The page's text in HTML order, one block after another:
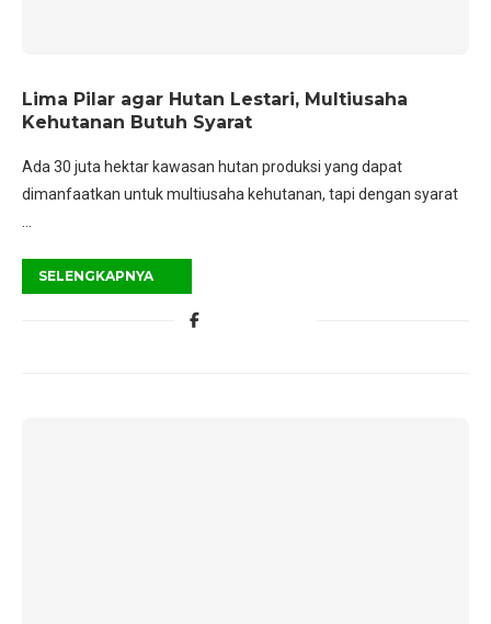
Lima Pilar agar Hutan Lestari, Multiusaha
Kehutanan Butuh Syarat
Ada 30 juta hektar kawasan hutan produksi yang dapat
dimanfaatkan untuk multiusaha kehutanan, tapi dengan syarat
SELENGKAPNYA